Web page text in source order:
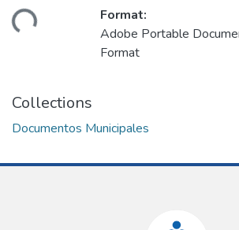
Format:
Adobe Portable
Format
Collections
Documentos Municipales